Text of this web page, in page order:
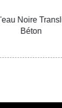
Noire
Béton